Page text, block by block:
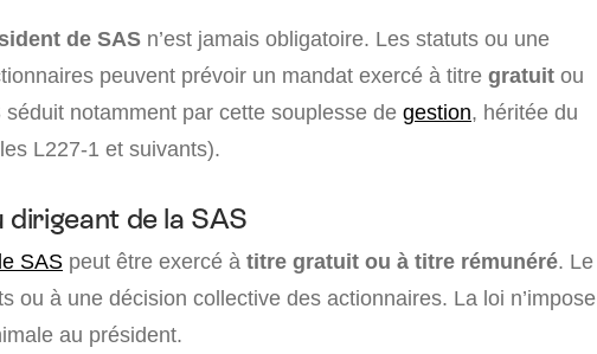
de SAS n’est jamais obligatoire. Les statuts ou une
peuvent prévoir un mandat exercé à titre gratuit ou
séduit notamment par cette souplesse de gestion, héritée du
L227-1 et suivants).
de la SAS
SAS peut être exercé à titre gratuit ou à titre rémunéré. Le
ou à une décision collective des actionnaires. La loi n’impose
au président.